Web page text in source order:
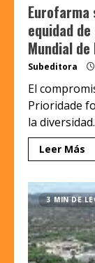
Eurofarma
equidad
Mundial de
Subeditora
El
Prioridade
la
Leer Más
3 MIN DE